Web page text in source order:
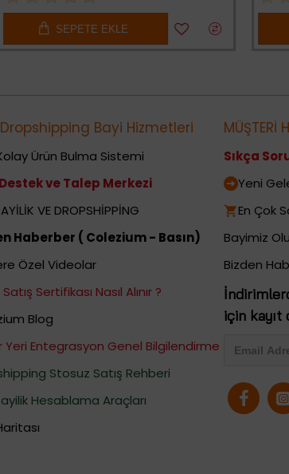
SEPETE EKLE
Dropshipping Bayi Hizmetleri
Ürün Bulma Sistemi
ve Talep Merkezi
VE DROPSHİPPİNG
Haberber ( Colezium - Basın)
Özel Videolar
Sertifikası Nasıl Alınır ?
Blog
Yeri Entegrasyon Genel Bilgilendirme
Stosuz Satış Rehberi
Hesablama Araçları
MÜŞTERİ
Sıkça
Yeni
En Çok
Bayimiz
Bizden
için kayıt